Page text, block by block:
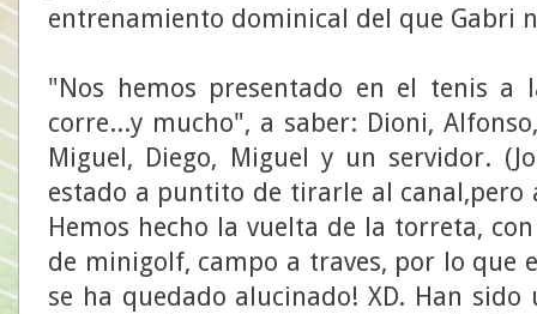
entrenamiento dominical del que Gabri
"Nos hemos presentado en el tenis a
corre...y mucho", a saber: Dioni,
Miguel, Diego, Miguel y un servidor.
estado a puntito de tirarle al canal,pero
Hemos hecho la vuelta de la torreta,
de minigolf, campo a traves, por lo que
se ha quedado alucinado! XD. Han